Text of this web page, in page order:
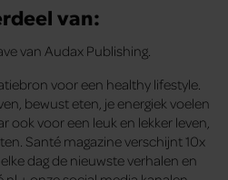
van:
van Audax Publishing.
voor een healthy lifestyle.
bewust eten, je energiek voelen
ook voor een leuk en lekker leven,
Santé magazine verschijnt 10x
dag de nieuwste verhalen en